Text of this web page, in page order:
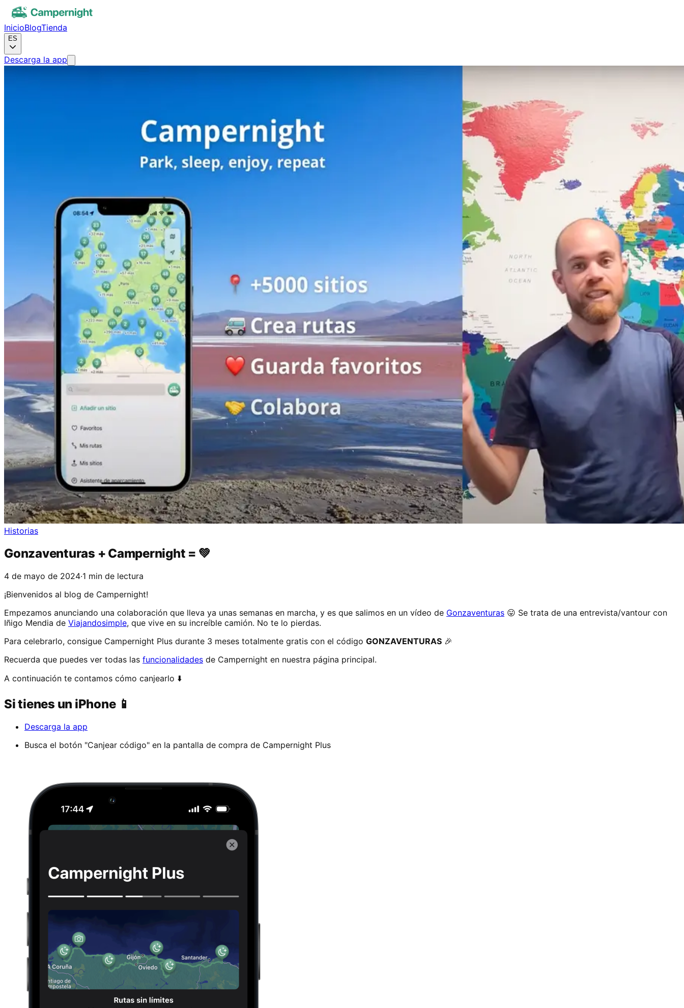
InicioBlogTienda
ES
Descarga la app
Historias
Gonzaventuras + Campernight = 💚
4 de mayo de 2024·1 min de lectura
¡Bienvenidos al blog de Campernight!
Empezamos anunciando una colaboración que lleva ya unas semanas en marcha, y es que salimos en un vídeo de Gonzaventuras 😛 Se trata de una entrevista/vantour con
Iñigo Mendia de Viajandosimple, que vive en su increíble camión. No te lo pierdas.
Para celebrarlo, consigue Campernight Plus durante 3 meses totalmente gratis con el código GONZAVENTURAS 🎉
Recuerda que puedes ver todas las funcionalidades de Campernight en nuestra página principal.
A continuación te contamos cómo canjearlo ⬇️
Si tienes un iPhone 📱
Descarga la app
Busca el botón "Canjear código" en la pantalla de compra de Campernight Plus